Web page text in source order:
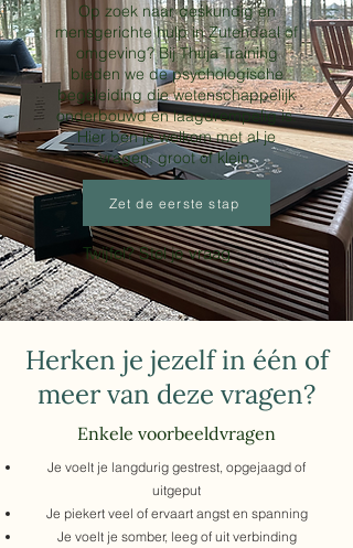
Op zoek naar deskundig en
mensgerichte hulp in Zutendaal of
omgeving? Bij Thuja Training
bieden we de psychologische
begeleiding die wetenschappelijk
onderbouwd en laagdrempelig is.
Hier ben je welkom met al je
vragen, groot of klein.
Zet de eerste stap
Twijfel? Stel je vraag
Herken je jezelf in één of
meer van deze vragen?
Enkele voorbeeldvragen
Je voelt je langdurig gestrest, opgejaagd of
uitgeput
Je piekert veel of ervaart angst en spanning
Je voelt je somber, leeg of uit verbinding